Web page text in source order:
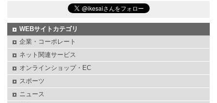
WEBサイトカテゴリ
企業・コーポレート
ネット関連サービス
オンラインショップ・EC
スポーツ
ニュース